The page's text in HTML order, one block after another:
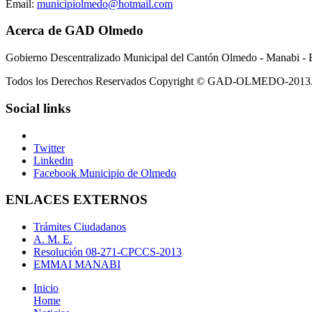
Email: municipiolmedo@hotmail.com
Acerca de GAD Olmedo
Gobierno Descentralizado Municipal del Cantón Olmedo - Manabi -
Todos los Derechos Reservados Copyright © GAD-OLMEDO-2013.
Social links
Twitter
Linkedin
Facebook Municipio de Olmedo
ENLACES EXTERNOS
Trámites Ciudadanos
A. M. E.
Resolución 08-271-CPCCS-2013
EMMAI MANABI
Inicio
Home